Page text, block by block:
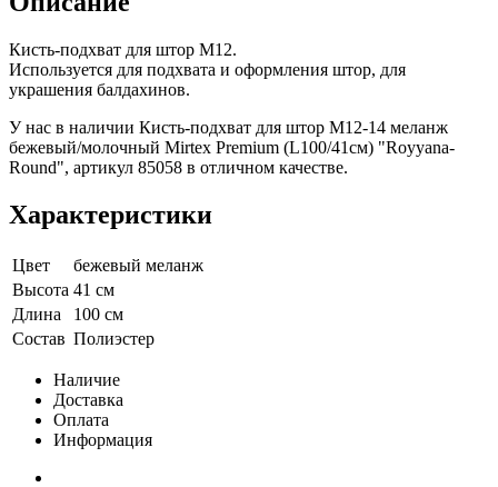
Кисть-подхват для штор M12.
Используется для подхвата и оформления штор, для
украшения балдахинов.
У нас в наличии Кисть-подхват для штор M12-14 меланж
бежевый/молочный Mirtex Premium (L100/41см) "Royyana-
Round", артикул 85058 в отличном качестве.
Характеристики
Цвет
бежевый меланж
Высота 41 см
Длина
100 см
Состав Полиэстер
Наличие
Доставка
Оплата
Информация